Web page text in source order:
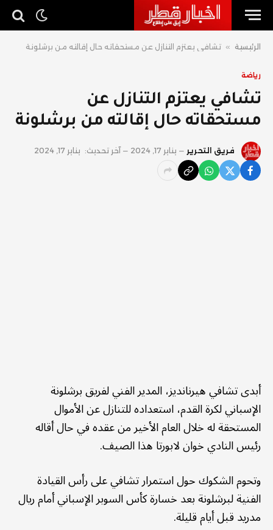
الرئيسية » تشافي يعتزم التنازل عن مستحقاته حال إقالته من برشلونة
رياضة
تشافي يعتزم التنازل عن
مستحقاته حال إقالته من برشلونة
فريق التحرير يناير 17, 2024 آخر تحديث: يناير 17, 2024
أبدى تشافي هيرنانديز، المدير الفني لفريق برشلونة
الإسباني لكرة القدم، استعداده للتنازل عن الأموال
المستحقة له خلال العام الأخير من عقده في حال أقاله
رئيس النادي خوان لابورتا هذا الصيف.
وتحوم الشكوك حول استمرار تشافي على رأس القيادة
الفنية لبرشلونة بعد خسارة كأس السوبر الإسباني أمام ريال
مدريد قبل أيام قليلة.